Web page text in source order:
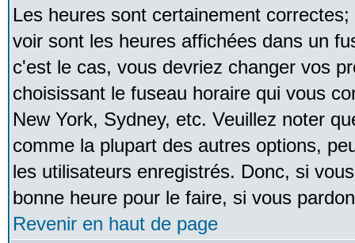
Les heures sont certainement
voir sont les heures affichées dans un
c'est le cas, vous devriez changer vos
choisissant le fuseau horaire qui vous
New York, Sydney, etc. Veuillez noter
comme la plupart des autres options,
les utilisateurs enregistrés. Donc, si
bonne heure pour le faire, si vous
Revenir en haut de page